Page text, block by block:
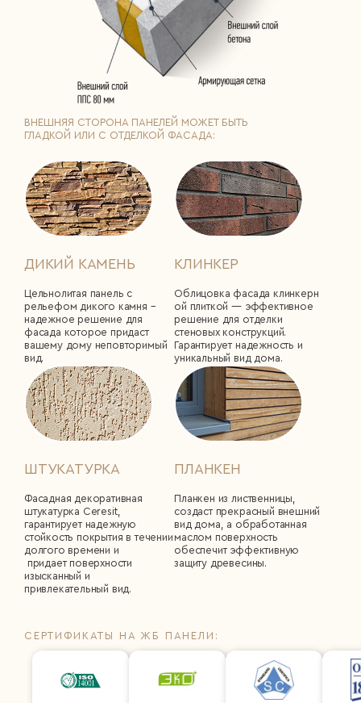
ВНЕШНЯЯ СТОРОНА ПАНЕЛЕЙ МОЖЕТ БЫТЬ
ГЛАДКОЙ ИЛИ С ОТДЕЛКОЙ ФАСАДА:
ДИКИЙ КАМЕНЬ
Цельнолитая панель с
рельефом дикого камня –
надежное решение для
фасада которое придаст
вашему дому неповторимый
вид.
КЛИНКЕР
Облицовка фасада клинкерн
ой плиткой ― эффективное
решение для отделки
стеновых конструкций.
Гарантирует надежность и
уникальный вид дома.
ШТУКАТУРКА
Фасадная декоративная
штукатурка Сeresit,
гарантирует надежную
стойкость покрытия в течении
долгого времени и
придает поверхности
изысканный и
привлекательный вид.
ПЛАНКЕН
Планкен из лиственницы,
создаст прекрасный внешний
вид дома, а обработанная
маслом поверхность
обеспечит эффективную
защиту древесины.
СЕРТИФИКАТЫ НА ЖБ ПАНЕЛИ: